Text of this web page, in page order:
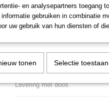
- Datumweergave
- 50 meter waterdicht
- Breedte behuizing ca. 48 mm
Levering met doos
en analysepartners toegang
informatie gebruiken in combinatie
uw gebruik van hun diensten of
tonen Selectie toestaan